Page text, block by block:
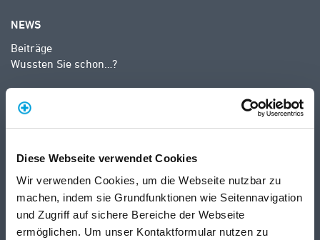
Diese Webseite verwendet Cookies
Wir verwenden Cookies, um die Webseite nutzbar zu
machen, indem sie Grundfunktionen wie Seitennavigation
und Zugriff auf sichere Bereiche der Webseite
ermöglichen. Um unser Kontaktformular nutzen zu
NEWS
Beiträge
Wussten Sie schon…?